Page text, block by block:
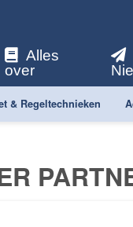
Alles
over
& Regeltechnieken